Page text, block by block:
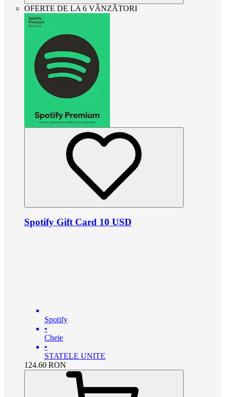
OFERTE DE LA 6 VÂNZĂTORI
Spotify Gift Card 10 USD
Spotify
•
Cheie
•
STATELE UNITE
124.60 RON